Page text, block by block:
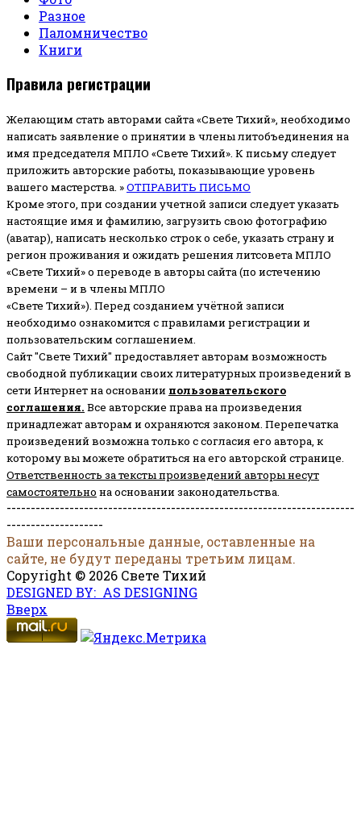
Разное
Паломничество
Книги
Правила регистрации
Желающим стать авторами сайта «Свете Тихий», необходимо
написать заявление о принятии в члены литобъединения на
имя председателя МПЛО «Свете Тихий». К письму следует
приложить авторские работы, показывающие уровень
вашего мастерства. »ОТПРАВИТЬ ПИСЬМО
Кроме этого, при создании учетной записи следует указать
настоящие имя и фамилию, загрузить свою фотографию
(аватар), написать несколько строк о себе, указать страну и
регион проживания и ожидать решения литсовета МПЛО
«Свете Тихий» о переводе в авторы сайта (по истечению
времени – и в члены МПЛО
«Свете Тихий»). Перед созданием учётной записи
необходимо ознакомится с правилами регистрации и
пользовательским соглашением.
Сайт "Свете Тихий" предоставляет авторам возможность
свободной публикации своих литературных произведений в
сети Интернет на основании пользовательского
соглашения. Все авторские права на произведения
принадлежат авторам и охраняются законом. Перепечатка
произведений возможна только с согласия его автора, к
которому вы можете обратиться на его авторской странице.
Ответственность за тексты произведений авторы несут
самостоятельно на основании законодательства.
------------------------------------------------------------------------
--------------------
Ваши персональные данные, оставленные на
сайте, не будут переданы третьим лицам.
Copyright © 2026 Свете Тихий
DESIGNED BY: AS DESIGNING
Вверх